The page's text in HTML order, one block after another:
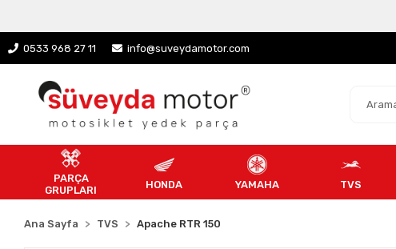
0533 968 27 11 info@suveydamotor.com
PARÇA
GRUPLARI
HONDA YAMAHA TVS
Ana Sayfa TVS Apache RTR 150